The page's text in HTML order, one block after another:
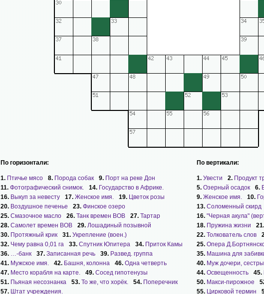
По горизонтали:
1. Птичье мясо 8. Порода собак 9. Порт на реке Дон
11. Фотографический снимок. 14. Государство в Африке.
16. Выкуп за невесту 17. Женское имя. 19. Цветок розы
20. Воздушное печенье 23. Финское озеро
25. Смазочное масло 26. Танк времен ВОВ 27. Тартар
28. Самолет времен ВОВ 29. Лошадиный позывной
30. Протяжный крик 31. Укрепление (воен.)
32. Чему равна 0,01 га 33. Спутник Юпитера 34. Приток Камы
36. …-банк 37. Записанная речь 39. Развед. группа
41. Мужское имя. 42. Башня, колонна 46. Одна четверть
47. Место корабля на карте. 49. Сосед гипотенузы
51. Пьяная несознанка 53. То же, что хорёк. 54. Поперечник
57. Штат учреждения.
По вертикали:
1. Увести 2. Продукт
5. Озерный осадок 6.
9. Женское имя. 10.
13. Соломенный скирд
16. "Черная акула"
18. Пружина жизни 21.
22. Толкователь слов
25. Опера
35. Машина для
40. Муж дочери, сестры
44. Освещенность 45.
50. Макси-пирожное
55. Цирковой термин